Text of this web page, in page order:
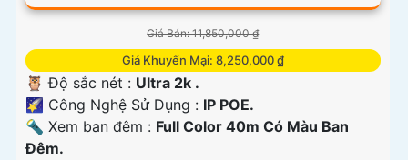
Giá Bán: 11,850,000 ₫
Giá Khuyến Mại: 8,250,000 ₫
🦉 Độ sắc nét : Ultra 2k .
🌠 Công Nghệ Sử Dụng : IP POE.
🔦 Xem ban đêm : Full Color 40m Có Màu Ban
Đêm.